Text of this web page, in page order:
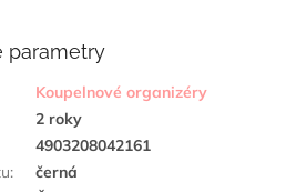
parametry
Koupelnové organizéry
2 roky
4903208042161
:
černá